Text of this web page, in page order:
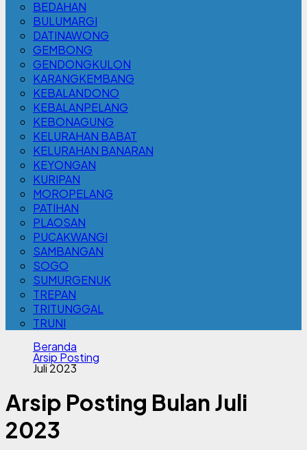
BEDAHAN
BULUMARGI
DATINAWONG
GEMBONG
GENDONGKULON
KARANGKEMBANG
KEBALANDONO
KEBALANPELANG
KEBONAGUNG
KELURAHAN BABAT
KELURAHAN BANARAN
KEYONGAN
KURIPAN
MOROPELANG
PATIHAN
PLAOSAN
PUCAKWANGI
SAMBANGAN
SOGO
SUMURGENUK
TREPAN
TRITUNGGAL
TRUNI
Beranda
Arsip Posting
Juli 2023
Arsip Posting Bulan Juli
2023